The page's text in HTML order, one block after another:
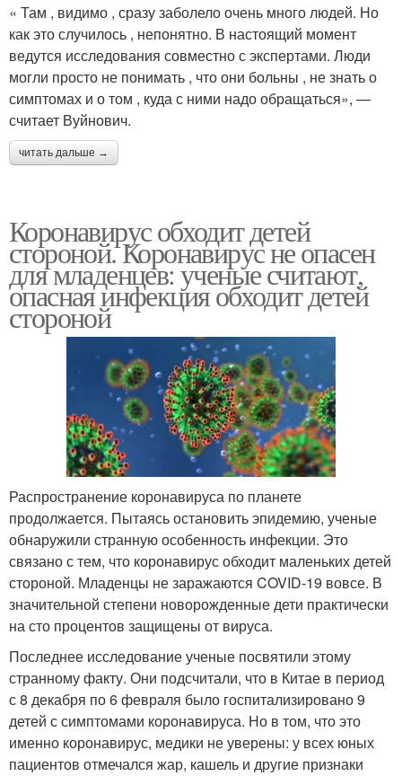
« Там , видимо , сразу заболело очень много людей. Но
как это случилось , непонятно. В настоящий момент
ведутся исследования совместно с экспертами. Люди
могли просто не понимать , что они больны , не знать о
симптомах и о том , куда с ними надо обращаться», —
считает Вуйнович.
читать дальше →
Коронавирус обходит детей
стороной. Коронавирус не опасен
для младенцев: ученые считают,
опасная инфекция обходит детей
стороной
Распространение коронавируса по планете
продолжается. Пытаясь остановить эпидемию, ученые
обнаружили странную особенность инфекции. Это
связано с тем, что коронавирус обходит маленьких детей
стороной. Младенцы не заражаются COVID-19 вовсе. В
значительной степени новорожденные дети практически
на сто процентов защищены от вируса.
Последнее исследование ученые посвятили этому
странному факту. Они подсчитали, что в Китае в период
с 8 декабря по 6 февраля было госпитализировано 9
детей с симптомами коронавируса. Но в том, что это
именно коронавирус, медики не уверены: у всех юных
пациентов отмечался жар, кашель и другие признаки